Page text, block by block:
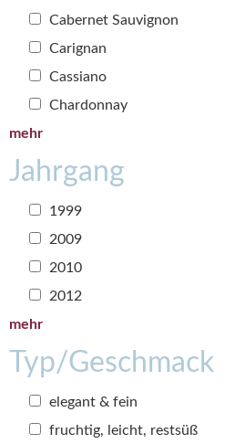
Cabernet Sauvignon
Carignan
Cassiano
Chardonnay
mehr
Jahrgang
1999
2009
2010
2012
mehr
Typ/Geschmack
elegant & fein
fruchtig, leicht, restsüß